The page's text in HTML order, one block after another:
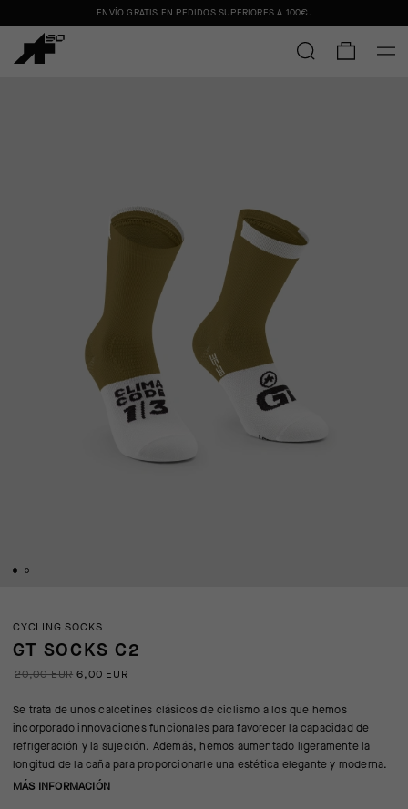
ENVÍO GRATIS EN PEDIDOS SUPERIORES A 100€ .
CYCLING SOCKS
GT SOCKS C2
20,00 EUR 6,00 EUR
Se trata de unos calcetines clásicos de ciclismo a los que hemos
incorporado innovaciones funcionales para favorecer la capacidad de
refrigeración y la sujeción. Además, hemos aumentado ligeramente la
longitud de la caña para proporcionarle una estética elegante y moderna.
MÁS INFORMACIÓN